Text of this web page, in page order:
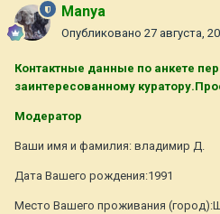
Manya
Опубликовано 27 августа,
Контактные данные по анкете
заинтересованному
Модератор
Ваши имя и фамилия: владимир Д.
Дата Вашего рождения:1991
Место Вашего проживания